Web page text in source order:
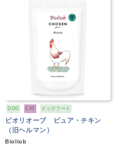
DOG CAT ドッグフード
ビオリオーブ ピュア・チキン
（旧ヘルマン）
Bioliob